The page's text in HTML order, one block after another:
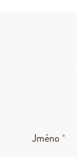
Jméno*